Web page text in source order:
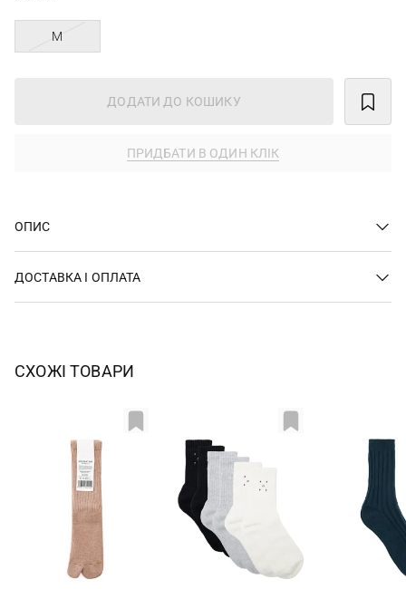
M
ДОДАТИ ДО КОШИКУ
ПРИДБАТИ В ОДИН КЛІК
ОПИС
ДОСТАВКА І ОПЛАТА
СХОЖІ ТОВАРИ